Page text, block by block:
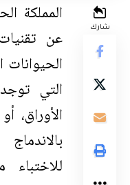
شارك
المملكة
عن
التي
الأوراق،